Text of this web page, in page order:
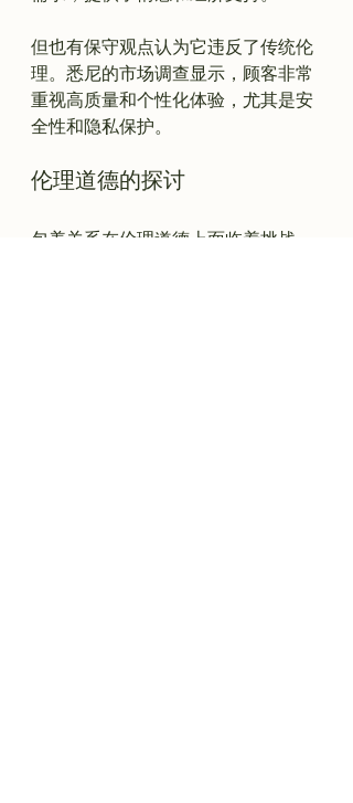
但也有保守观点认为它违反了传统伦
理。悉尼的市场调查显示，顾客非常
重视高质量和个性化体验，尤其是安
伦理道德的探讨
包养关系在伦理道德上面临着挑战。